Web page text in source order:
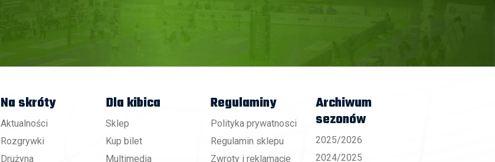
Na skróty
Aktualności
Rozgrywki
Drużyna
Dla kibica
Sklep
Kup bilet
Multimedia
Regulaminy
Polityka prywatnosci
Regulamin sklepu
Zwroty i reklamacje
Archiwum
sezonów
2025/2026
2024/2025